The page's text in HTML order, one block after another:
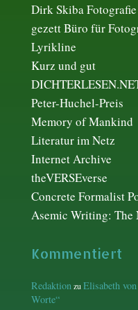
Dirk Skiba Fotografie
gezett Büro für
Lyrikline
Kurz und gut
Peter-Huchel-Preis
Memory of Mankind
Literatur im Netz
Internet Archive
theVERSEverse
Concrete Formalist
Asemic Writing: The
Kommentiert
RedaktionzuElisabeth
Worte“